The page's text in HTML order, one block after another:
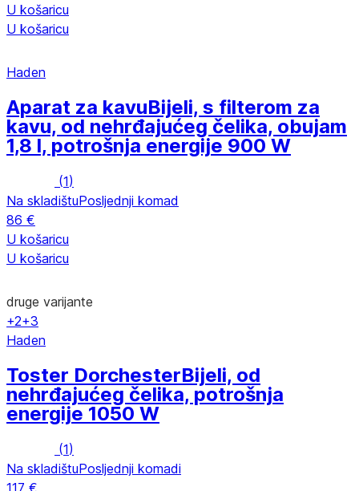
U košaricu
U košaricu
Haden
Aparat za kavuBijeli, s filterom za
kavu, od nehrđajućeg čelika, obujam
1,8 l, potrošnja energije 900 W
(1)
Na skladištuPosljednji komad
86 €
U košaricu
U košaricu
druge varijante
+2+3
Haden
Toster DorchesterBijeli, od
nehrđajućeg čelika, potrošnja
energije 1050 W
(1)
Na skladištuPosljednji komadi
117 €